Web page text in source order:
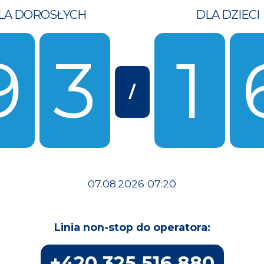
DOROSŁYCH
3 /
DLA DZIECI
1
07.08.2026 07:20
Linia non-stop do operatora: